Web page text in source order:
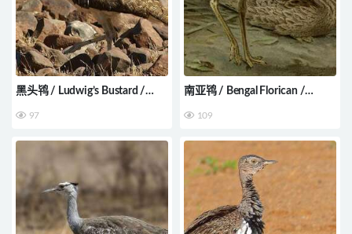
黑头鸨 / Ludwig’s Bustard /
97
南亚鸨 / Bengal Florican /
109